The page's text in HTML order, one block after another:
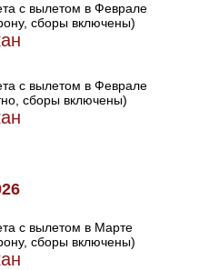
с вылетом в Феврале
сборы включены)
с вылетом в Феврале
сборы включены)
с вылетом в Марте
сборы включены)